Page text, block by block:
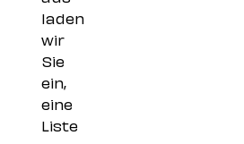
laden
wir
Sie
ein,
eine
Liste